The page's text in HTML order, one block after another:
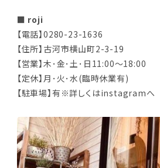
■ roji
【電話】0280-23-1636
【住所】古河市横山町2-3-19
【営業】木･金･土･日11:00～18:00
【定休】月･火･水(臨時休業有)
【駐車場】有※詳しくはinstagram